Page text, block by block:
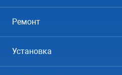
Ремонт
Установка